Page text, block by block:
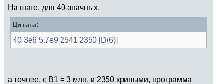
На шаге, для 40-значных,
Цитата:
40 3e6 5.7e9 2541 2350 [D(6)]
а точнее, с B1 = 3 млн, и 2350 кривыми, программа